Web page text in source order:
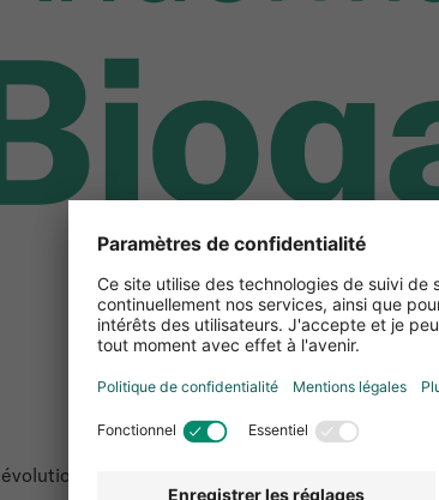
et aujourd'hui une mise à jour est prévue.